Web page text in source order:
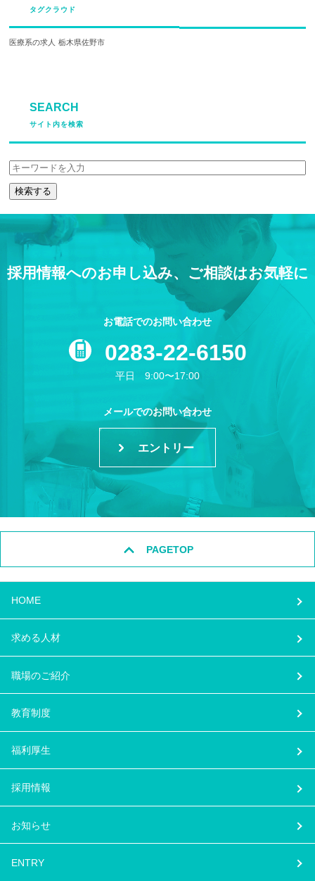
タグクラウド
医療系の求人 栃木県佐野市
SEARCH
サイト内を検索
検索する
採用情報へのお申し込み、ご相談はお気軽に
お電話でのお問い合わせ
0283-22-6150
平日 9:00〜17:00
メールでのお問い合わせ
エントリー
PAGETOP
HOME
求める人材
職場のご紹介
教育制度
福利厚生
採用情報
お知らせ
ENTRY